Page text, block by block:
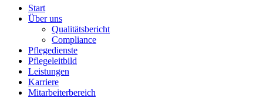
Start
Über uns
Qualitätsbericht
Compliance
Pflegedienste
Pflegeleitbild
Leistungen
Karriere
Mitarbeiterbereich